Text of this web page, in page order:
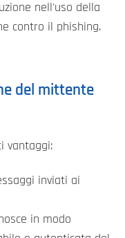
nell'uso della
contro il phishing.
del mittente
vantaggi:
inviati ai
in modo